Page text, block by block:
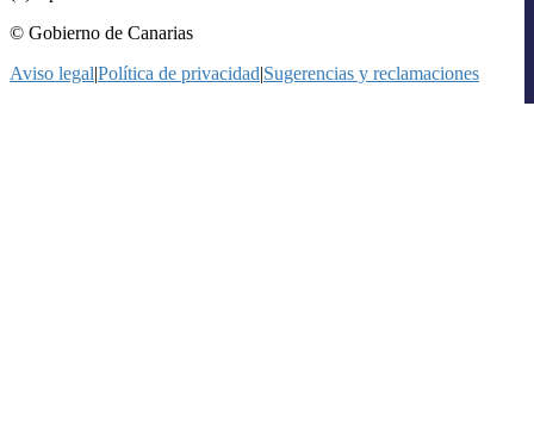
© Gobierno de Canarias
Aviso legal|Política de privacidad|Sugerencias y reclamaciones